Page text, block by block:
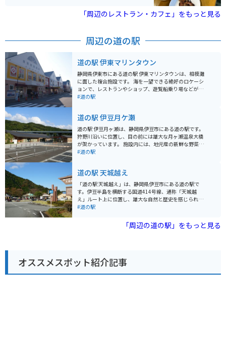
イドなどの小物も多数販売されています。開催時間は8:0
0〜12:00で、あら汁などは無料で提供されています。「周辺のレストラン・カフェ」をもっと見る
周辺の道の駅
道の駅 伊東マリンタウン
静岡県伊東市にある道の駅 伊東マリンタウンは、相模灘
に面した複合施設です。 海を一望できる絶好のロケーシ
ョンで、レストランやショップ、遊覧船乗り場などが併
設されています。 新鮮な海の幸を味わえる飲食店や、地
を眺めることができます。 バイクで訪れる場合は、道の
駅に隣接する無料駐車場が利用できます。 周辺には、城
ヶ崎海岸や大室山など、風光明媚な観光スポットも点在
しており、ツーリングの拠点としても最適です。 伊東マ
リンタウンは、海と山の幸を満喫できる、魅力的な観光
#道の駅
道の駅 伊豆月ケ瀬
道の駅 伊豆月ヶ瀬は、静岡県伊豆市にある道の駅です。
狩野川沿いに位置し、目の前には雄大な月ヶ瀬温泉大橋
が架かっています。 施設内には、地元産の新鮮な野菜や
果物を販売する農産物直売所や、伊豆の特産品を扱うお
月ヶ瀬は、バイクツーリングの拠点としても人気があり
ます。 周辺には、伊豆スカイラインや西伊豆スカイライ
ンなどのワインディングロードがあり、多くのライダー
が訪れます。道の駅には、バイクスタンドや休憩スペー
スも用意されているので、ツーリングの休憩に最適で
しいものを味わったり、温泉で疲れを癒したり、思い思
#道の駅
道の駅 天城越え
「道の駅 天城越え」は、静岡県伊豆市にある道の駅で
す。伊豆半島を横断する国道414号線、通称「天城越
え」ルート上に位置し、雄大な自然と歴史を感じられる
スポットです。 道の駅には、地元産の新鮮な野菜や果物
産が揃う物産館、そして天城の清流で育ったわさびや猪
肉を使った料理が味わえる食事処があります。名物の
長4kmにも及ぶ遊歩道が整備された「浄蓮の滝」など、
観光スポットも充実しています。道の駅には、これらの
観光スポットや周辺の道路情報などを案内してくれる観
#道の駅
「周辺の道の駅」をもっと見る
オススメスポット紹介記事